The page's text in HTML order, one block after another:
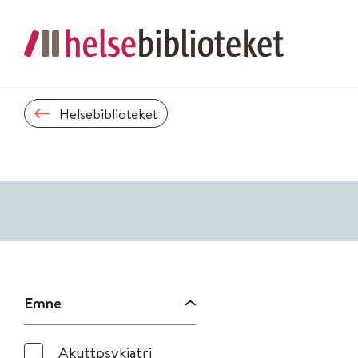
Helsebiblioteket
Emne
Akuttpsykiatri